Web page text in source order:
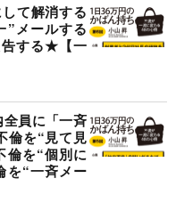
て解消する
メールする
する★【一
全員に「一斉
倫を“見て見
倫を“個別に
を“一斉メー